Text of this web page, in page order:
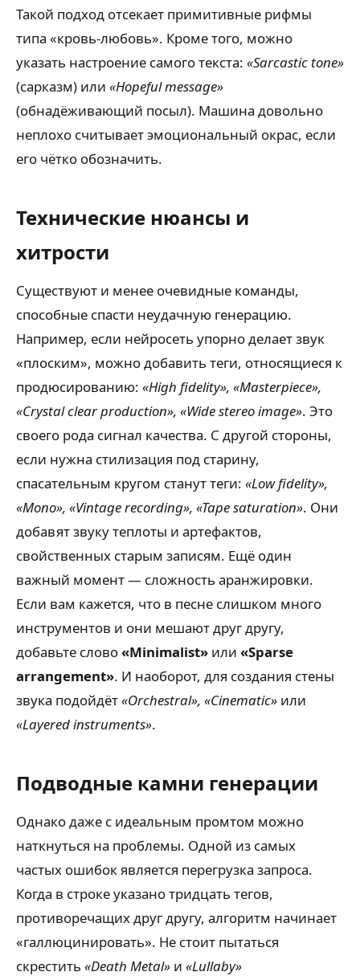
Такой подход отсекает примитивные рифмы
типа «кровь-любовь». Кроме того, можно
указать настроение самого текста: «Sarcastic tone»
(сарказм) или «Hopeful message»
(обнадёживающий посыл). Машина довольно
неплохо считывает эмоциональный окрас, если
его чётко обозначить.
Технические нюансы и
хитрости
Существуют и менее очевидные команды,
способные спасти неудачную генерацию.
Например, если нейросеть упорно делает звук
«плоским», можно добавить теги, относящиеся к
продюсированию: «High fidelity», «Masterpiece»,
«Crystal clear production», «Wide stereo image». Это
своего рода сигнал качества. С другой стороны,
если нужна стилизация под старину,
спасательным кругом станут теги: «Low fidelity»,
«Mono», «Vintage recording», «Tape saturation». Они
добавят звуку теплоты и артефактов,
свойственных старым записям. Ещё один
важный момент — сложность аранжировки.
Если вам кажется, что в песне слишком много
инструментов и они мешают друг другу,
добавьте слово«Minimalist» или «Sparse
arrangement». И наоборот, для создания стены
звука подойдёт«Orchestral», «Cinematic» или
«Layered instruments».
Подводные камни генерации
Однако даже с идеальным промтом можно
наткнуться на проблемы. Одной из самых
частых ошибок является перегрузка запроса.
Когда в строке указано тридцать тегов,
противоречащих друг другу, алгоритм начинает
«галлюцинировать». Не стоит пытаться
скрестить «Death Metal» и «Lullaby»